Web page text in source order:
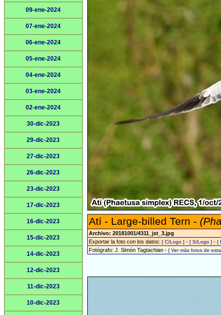
09-ene-2024
07-ene-2024
06-ene-2024
05-ene-2024
04-ene-2024
03-ene-2024
02-ene-2024
30-dic-2023
29-dic-2023
27-dic-2023
26-dic-2023
23-dic-2023
17-dic-2023
16-dic-2023
15-dic-2023
14-dic-2023
12-dic-2023
11-dic-2023
10-dic-2023
Atí - Large-billed Tern -
Archivo: 20181001/4311_jst_3.jpg
Exportar la foto con los datos: [ C/Logo ] - [ S/Logo ] - [
Fotógrafo: J. Simón Tagtachian - [ Ver más fotos de